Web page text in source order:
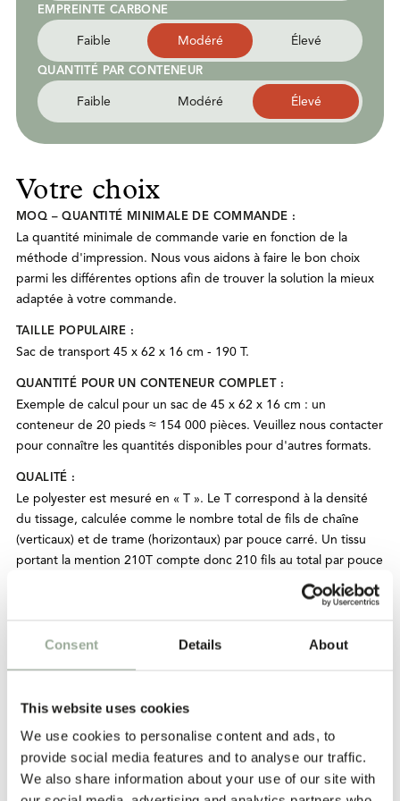
Consent Details About
This website uses cookies
We use cookies to personalise content and ads, to
provide social media features and to analyse our traffic.
We also share information about your use of our site with
EMPREINTE CARBONE
Faible Modéré Élevé
QUANTITÉ PAR CONTENEUR
Faible Modéré Élevé
Votre choix
MOQ – QUANTITÉ MINIMALE DE COMMANDE :
La quantité minimale de commande varie en fonction de la
méthode d'impression. Nous vous aidons à faire le bon choix
parmi les différentes options afin de trouver la solution la mieux
adaptée à votre commande.
TAILLE POPULAIRE :
Sac de transport 45 x 62 x 16 cm - 190 T.
QUANTITÉ POUR UN CONTENEUR COMPLET :
Exemple de calcul pour un sac de 45 x 62 x 16 cm : un
conteneur de 20 pieds ≈ 154 000 pièces. Veuillez nous contacter
pour connaître les quantités disponibles pour d'autres formats.
QUALITÉ :
Le polyester est mesuré en « T ». Le T correspond à la densité
du tissage, calculée comme le nombre total de fils de chaîne
(verticaux) et de trame (horizontaux) par pouce carré. Un tissu
portant la mention 210T compte donc 210 fils au total par pouce
l'impression numérique et, parfois, la sérigraphie. L'impression
numérique offre une grande qualité mais est coûteuse, tandis
quantités. Pour garantir un résultat satisfaisant, les motifs doivent
rester simples : six couleurs au maximum et sans éléments trop
détaillés, comme des images photographiques. Le choix de la
technique appropriée dépend du motif, de la quantité et de
l'usage prévu du sac.